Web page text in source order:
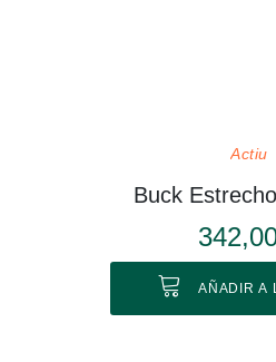
Actiu
Buck
AÑADIR A